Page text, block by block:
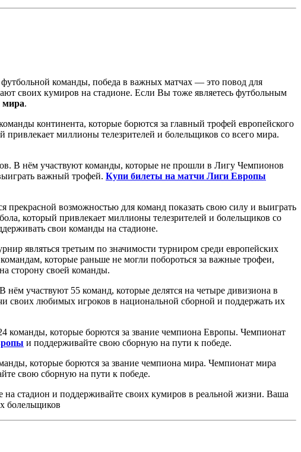
команды, победа в важных матчах — это повод для
своих кумиров на стадионе. Если Вы тоже являетесь футбольным
мира.
континента, которые борются за главный трофей европейского
миллионы телезрителей и болельщиков со всего мира.
В нём участвуют команды, которые не прошли в Лигу Чемпионов
важный трофей. Купи билеты на матчи Лиги Европы
возможностью для команд показать свою силу и выиграть
который привлекает миллионы телезрителей и болельщиков со
свои команды на стадионе.
являться третьим по значимости турниром среди европейских
которые раньше не могли побороться за важные трофеи,
на сторону своей команды.
участвуют 55 команд, которые делятся на четыре дивизиона в
своих любимых игроков в национальной сборной и поддержать их
которые борются за звание чемпиона Европы. Чемпионат
и поддерживайте свою сборную на пути к победе.
которые борются за звание чемпиона мира. Чемпионат мира
свою сборную на пути к победе.
стадион и поддерживайте своих кумиров в реальной жизни. Ваша
болельщиков